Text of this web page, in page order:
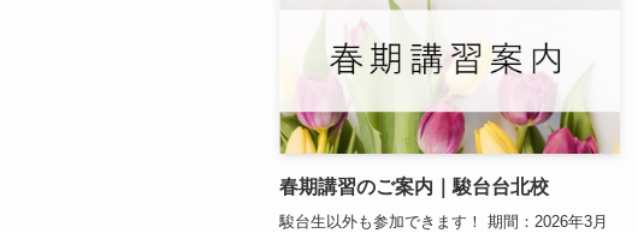
春期講習のご案内｜駿台台北校
駿台生以外も参加できます！ 期間：2026年3月